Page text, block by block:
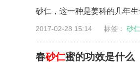
砂仁，这一种是姜科的几年
2017-02-28 15:14 标签： 砂仁
春砂仁蜜的功效是什么